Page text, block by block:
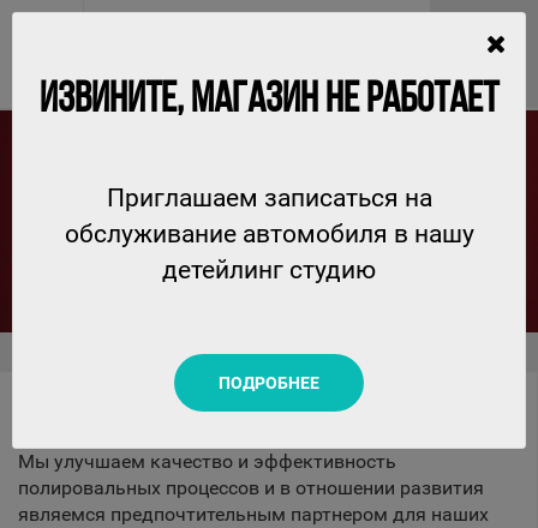
MENZERNA- КАЧЕСТВО ПРЕВЫШЕ ВСЕГО !
Menzerna- Качество превыше всего !
Мы улучшаем качество и эффективность
полировальных процессов и в отношении развития
являемся предпочтительным партнером для наших
ИЗВИНИТЕ, МАГАЗИН НЕ РАБОТАЕТ
Приглашаем записаться на
обслуживание автомобиля в нашу
детейлинг студию
ПОДРОБНЕЕ